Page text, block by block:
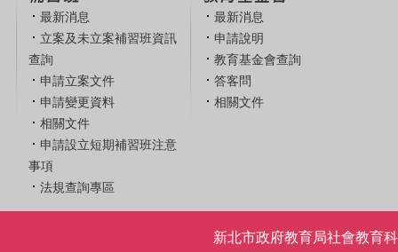
最新消息
立案及未立案補習班資訊
查詢
申請立案文件
申請變更資料
相關文件
申請設立短期補習班注意
事項
法規查詢專區
最新消息
申請說明
教育基金會查詢
答客問
相關文件
新北市政府教育局社會教育